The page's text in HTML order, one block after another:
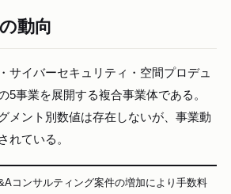
動向
サイバーセキュリティ・空間プロデュ
5事業を展開する複合事業体である。
メント別数値は存在しないが、事業動
れている。
コンサルティング案件の増加により手数料